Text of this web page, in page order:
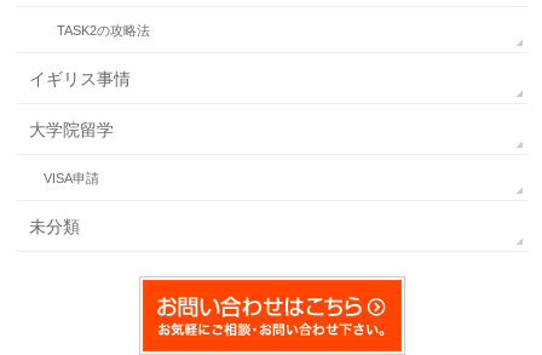
TASK2の攻略法
イギリス事情
大学院留学
VISA申請
未分類